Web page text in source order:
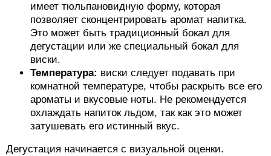
имеет тюльпановидную форму, которая
позволяет сконцентрировать аромат напитка.
Это может быть традиционный бокал для
дегустации или же специальный бокал для
виски.
Температура: виски следует подавать при
комнатной температуре, чтобы раскрыть все его
ароматы и вкусовые ноты. Не рекомендуется
охлаждать напиток льдом, так как это может
затушевать его истинный вкус.
Дегустация начинается с визуальной оценки.